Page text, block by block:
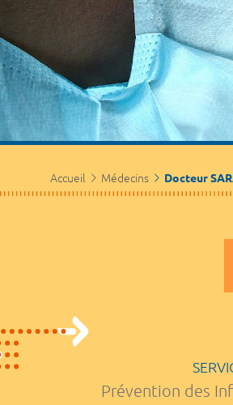
Accueil Médecins Docteur
Prévention des